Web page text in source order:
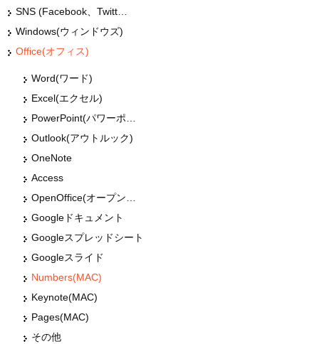
Windows(ウィンドウズ)
Office(オフィス)
Word(ワード)
Excel(エクセル)
Outlook(アウトルック)
OneNote
Access
Googleドキュメント
Googleスプレッドシート
Googleスライド
Numbers(MAC)
Keynote(MAC)
Pages(MAC)
その他